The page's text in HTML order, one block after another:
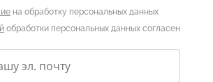
на обработку персональных данных
обработки персональных данных согласен